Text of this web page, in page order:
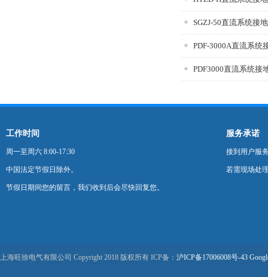
SGZJ-50直流系统接
PDF-3000A直流系统
PDF3000直流系统接
工作时间
周一至周六 8:00-17:30
中国法定节假日除外。
节假日期间您的留言，我们收到后会尽快回复您。
服务承诺
接到用户服
若需现场处
上海旺徐电气有限公司 Copyright 2018 版权所有 ICP备： 沪ICP备17006008号-43